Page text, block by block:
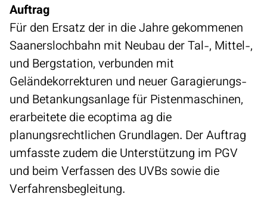
Auftrag
Für den Ersatz der in die Jahre gekommenen
Saanerslochbahn mit Neubau der Tal-, Mittel-,
und Bergstation, verbunden mit
Geländekorrekturen und neuer Garagierungs-
und Betankungsanlage für Pistenmaschinen,
erarbeitete die ecoptima ag die
planungsrechtlichen Grundlagen. Der Auftrag
umfasste zudem die Unterstützung im PGV
und beim Verfassen des UVBs sowie die
Verfahrensbegleitung.